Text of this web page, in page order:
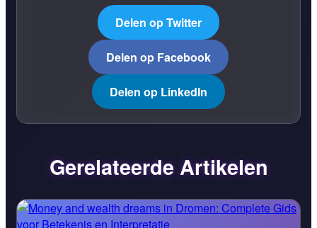
Delen op Twitter
Delen op Facebook
Delen op LinkedIn
Gerelateerde Artikelen